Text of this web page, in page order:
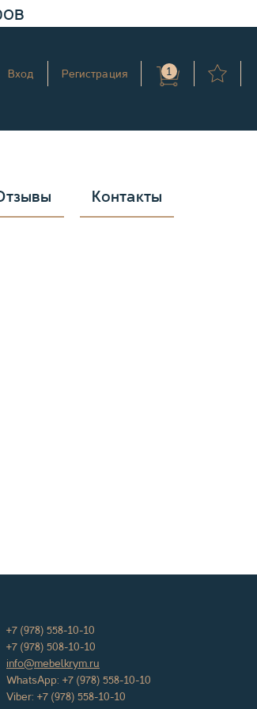
Вход Регистрация 1
Контакты
+7 (978) 558-10-10
+7 (978) 508-10-10
info@mebelkrym.ru
WhatsApp: +7 (978) 558-10-10
Viber: +7 (978) 558-10-10